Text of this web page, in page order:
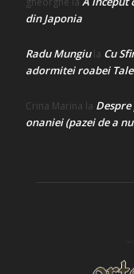
din Japonia
Radu Mungiula Cu
adormitei roabei
Crina Marina la
onaniei (pazei de a